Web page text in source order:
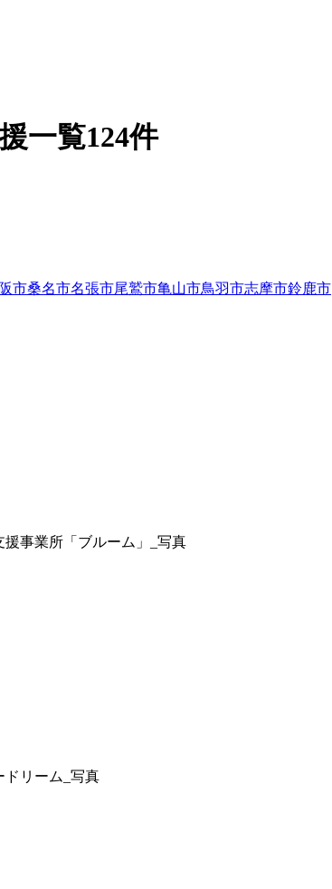
一覧124件
市桑名市名張市尾鷲市亀山市鳥羽市志摩市鈴鹿市